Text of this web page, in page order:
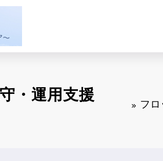
・運用支援
フ